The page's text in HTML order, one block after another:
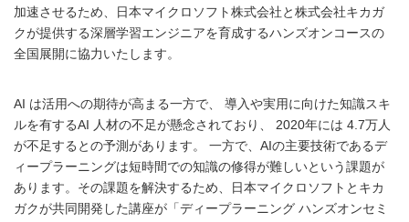
加速させるため、日本マイクロソフト株式会社と株式会社キカガ
クが提供する深層学習エンジニアを育成するハンズオンコースの
全国展開に協力いたします。
AI は活用への期待が高まる一方で、 導入や実用に向けた知識スキ
ルを有するAI 人材の不足が懸念されており、 2020年には 4.7万人
が不足するとの予測があります。 一方で、AIの主要技術であるデ
ィープラーニングは短時間での知識の修得が難しいという課題が
あります。その課題を解決するため、日本マイクロソフトとキカ
ガクが共同開発した講座が「ディープラーニング ハンズオンセミ